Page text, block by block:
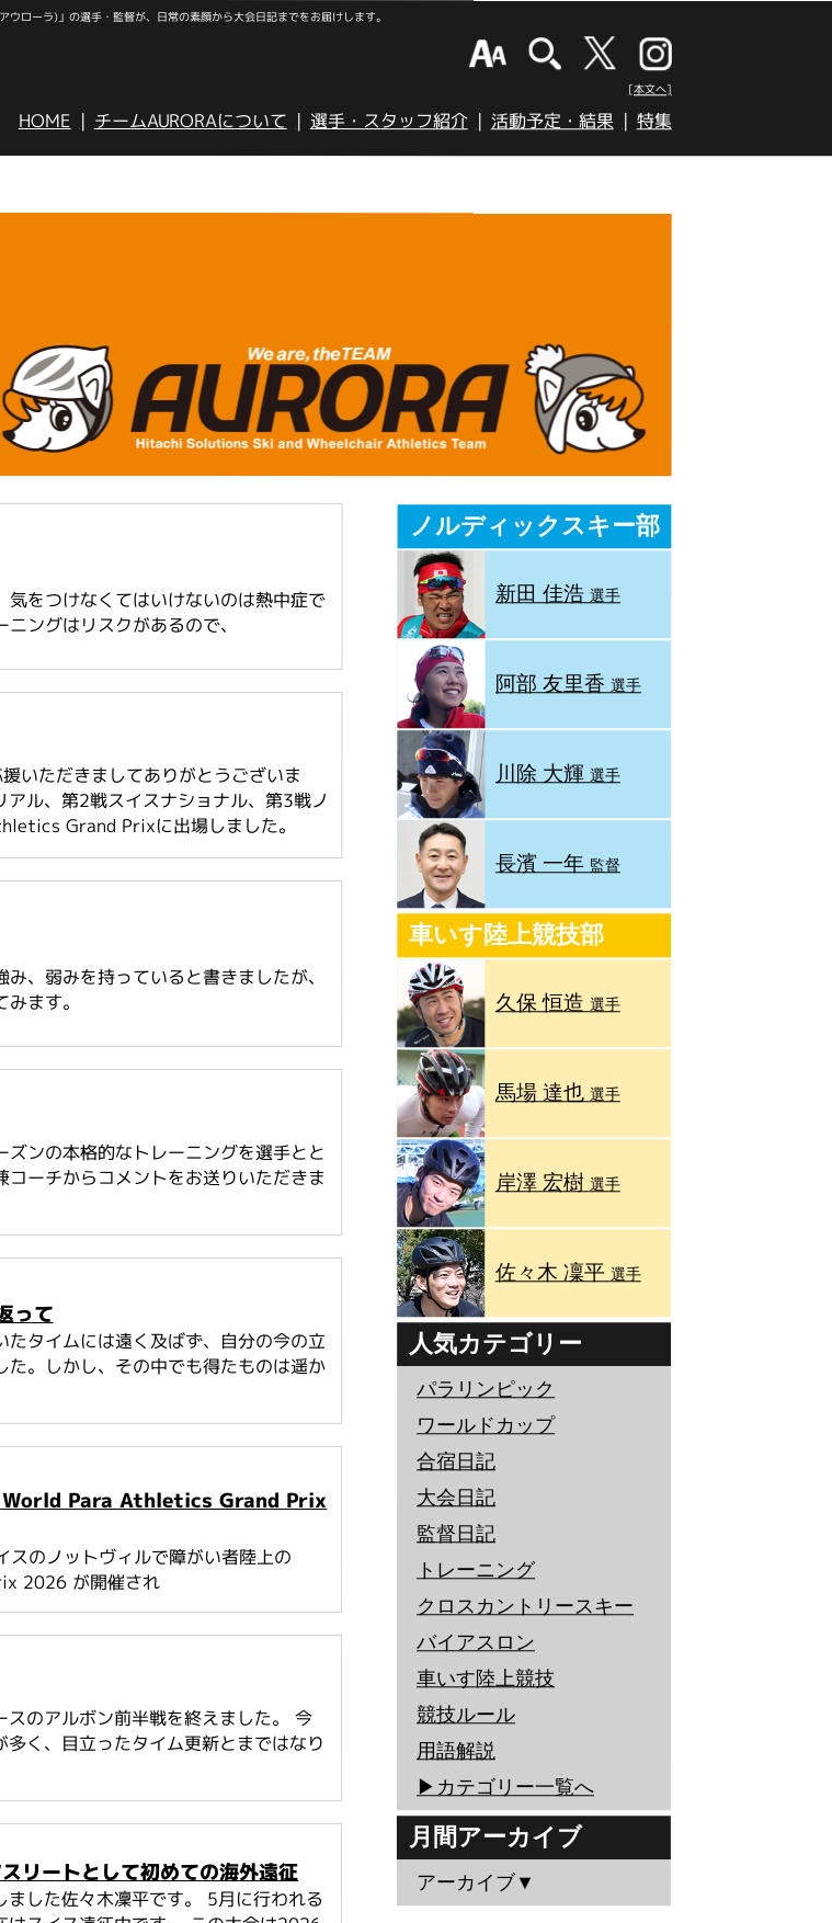
ローラ)」の選手・監督が、日常の素顔から大会日記までをお届けします。
[本文へ]
HOME チームAURORAについて 選手・スタッフ紹介 活動予定・結果 特集
をつけなくてはいけないのは熱中症で
ングはリスクがあるので、
いただきましてありがとうございま
ル、第2戦スイスナショナル、第3戦ノ
Grand Prixに出場しました。
、弱みを持っていると書きましたが、
ます。
ンの本格的なトレーニングを選手とと
ーチからコメントをお送りいただきま
って
タイムには遠く及ばず、自分の今の立
。しかし、その中でも得たものは遥か
World Para Athletics Grand Prix
のノットヴィルで障がい者陸上の
2026 が開催され
のアルボン前半戦を終えました。 今
く、目立ったタイム更新とまではなり
リートとして初めての海外遠征
した佐々木凜平です。 5月に行われる
ノルディックスキー部
新田 佳浩選手
阿部 友里香 選手
川除 大輝 選手
長濱 一年 監督
車いす陸上競技部
久保 恒造 選手
馬場 達也 選手
岸澤 宏樹 選手
佐々木 凜平 選手
人気カテゴリー
パラリンピック
ワールドカップ
合宿日記
大会日記
監督日記
トレーニング
クロスカントリースキー
バイアスロン
車いす陸上競技
競技ルール
用語解説
▶︎カテゴリー一覧へ
月間アーカイブ
アーカイブ▼